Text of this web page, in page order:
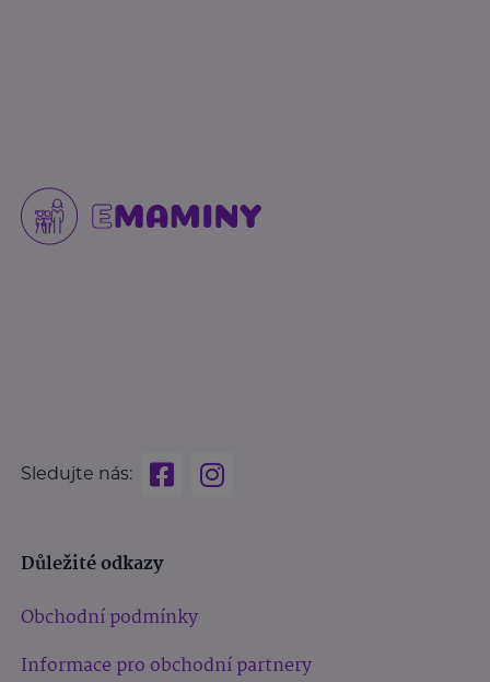
Sledujte nás:
Důležité odkazy
Obchodní podmínky
Informace pro obchodní partnery